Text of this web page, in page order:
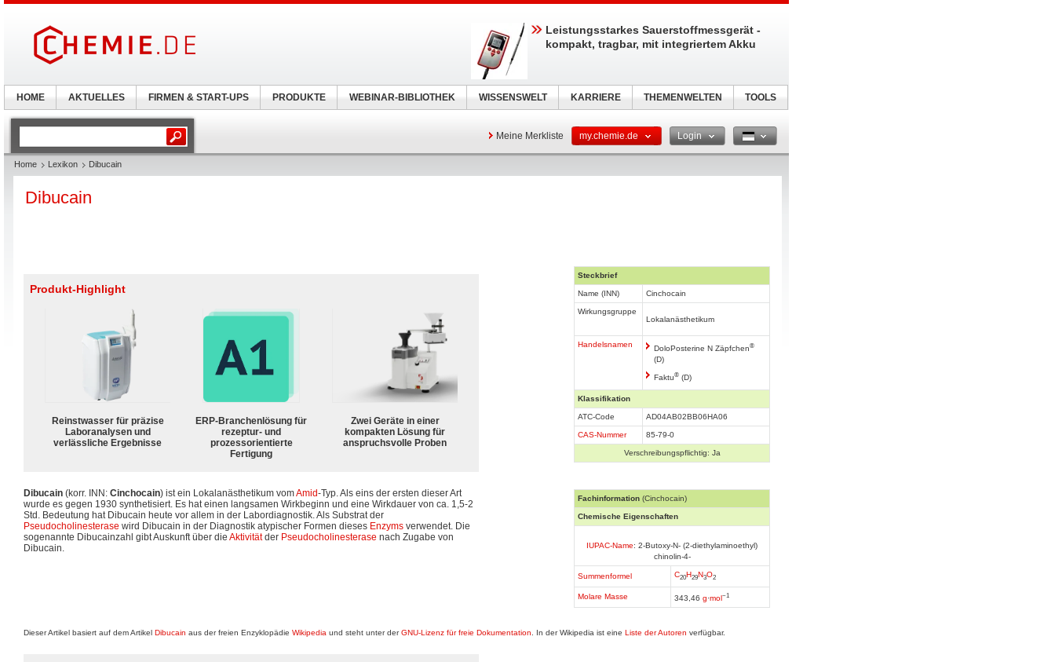
Meine Merkliste my.chemie.de Login
Home Lexikon Dibucain
Dibucain
Steckbrief
Name (INN) Cinchocain
Wirkungsgruppe
Lokalanästhetikum
Handelsnamen DoloPosterine N Zäpfchen®
(D)
Faktu® (D)
Klassifikation
ATC-Code AD04AB02BB06HA06
CAS-Nummer 85-79-0
Verschreibungspflichtig: Ja
Fachinformation (Cinchocain)
Chemische Eigenschaften
IUPAC-Name: 2-Butoxy-N- (2-diethylaminoethyl)
chinolin-4-
Summenformel C20H29N3O2
Molare Masse 343,46 g·mol−1
Produkt-Highlight
Reinstwasser für präzise
Laboranalysen und
verlässliche Ergebnisse
ERP-Branchenlösung für
rezeptur- und
prozessorientierte
Fertigung
Zwei Geräte in einer
kompakten Lösung für
anspruchsvolle Proben
Dibucain (korr. INN: Cinchocain) ist ein Lokalanästhetikum vomAmid-Typ. Als eins der ersten dieser Art
wurde es gegen 1930 synthetisiert. Es hat einen langsamen Wirkbeginn und eine Wirkdauer von ca. 1,5-2
Std. Bedeutung hat Dibucain heute vor allem in der Labordiagnostik. Als Substrat der
Pseudocholinesterase wird Dibucain in der Diagnostik atypischer Formen dieses Enzyms verwendet. Die
sogenannte Dibucainzahl gibt Auskunft über die Aktivitätder Pseudocholinesterase nach Zugabe von
Dibucain.
Dieser Artikel basiert auf dem Artikel Dibucain aus der freien Enzyklopädie Wikipedia und steht unter derGNU-Lizenz für freie Dokumentation . In der Wikipedia ist eine Liste der Autoren verfügbar.
Leistungsstarkes Sauerstoffmessgerät -
kompakt, tragbar, mit integriertem Akku
HOME AKTUELLES FIRMEN & START-UPS PRODUKTE WEBINAR-BIBLIOTHEK WISSENSWELT KARRIERE THEMENWELTEN TOOLS